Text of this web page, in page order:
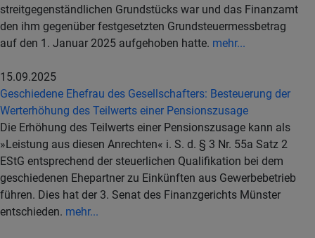
streitgegenständlichen Grundstücks war und das Finanzamt
den ihm gegenüber festgesetzten Grundsteuermessbetrag
auf den 1. Januar 2025 aufgehoben hatte. mehr...
15.09.2025
Geschiedene Ehefrau des Gesellschafters: Besteuerung der
Werterhöhung des Teilwerts einer Pensionszusage
Die Erhöhung des Teilwerts einer Pensionszusage kann als
»Leistung aus diesen Anrechten« i. S. d. § 3 Nr. 55a Satz 2
EStG entsprechend der steuerlichen Qualifikation bei dem
geschiedenen Ehepartner zu Einkünften aus Gewerbebetrieb
führen. Dies hat der 3. Senat des Finanzgerichts Münster
entschieden. mehr...